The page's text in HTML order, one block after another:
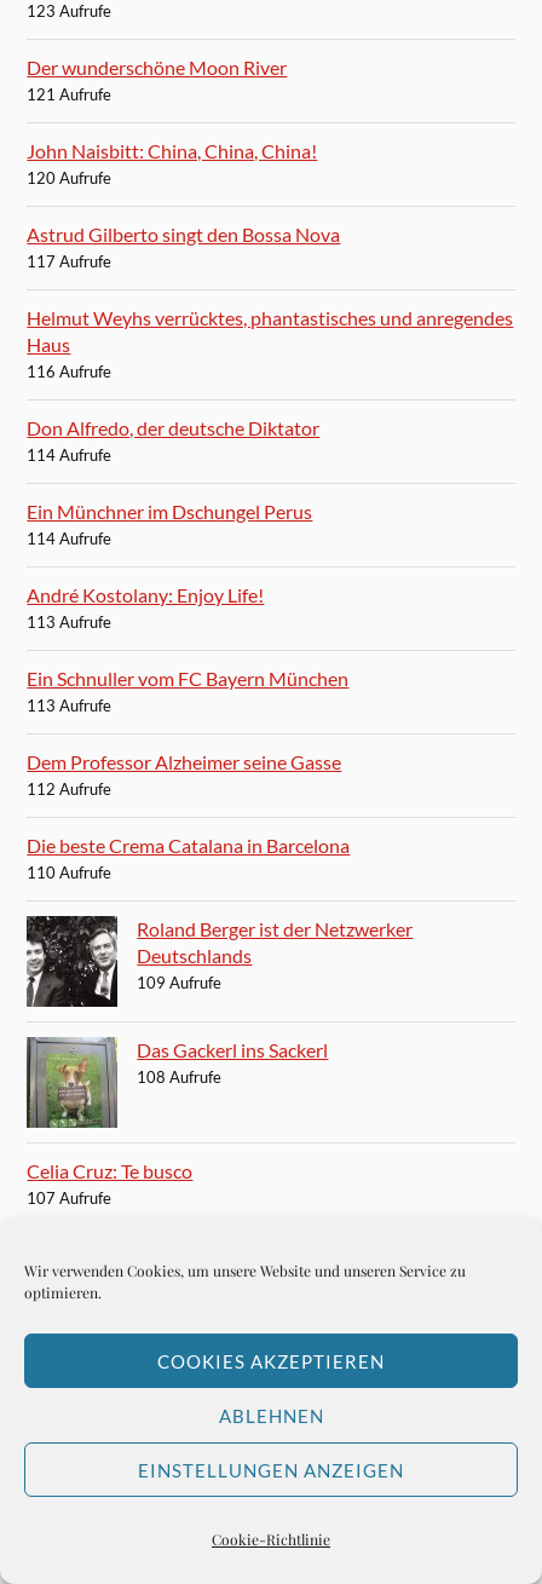
Wir verwenden Cookies, um unsere Website und unseren Service zu
optimieren.
COOKIES AKZEPTIEREN
ABLEHNEN
EINSTELLUNGEN ANZEIGEN
Cookie-Richtlinie
123 Aufrufe
Der wunderschöne Moon River
121 Aufrufe
John Naisbitt: China, China, China!
120 Aufrufe
Astrud Gilberto singt den Bossa Nova
117 Aufrufe
Helmut Weyhs verrücktes, phantastisches und anregendes
Haus
116 Aufrufe
Don Alfredo, der deutsche Diktator
114 Aufrufe
Ein Münchner im Dschungel Perus
114 Aufrufe
André Kostolany: Enjoy Life!
113 Aufrufe
Ein Schnuller vom FC Bayern München
113 Aufrufe
Dem Professor Alzheimer seine Gasse
112 Aufrufe
Die beste Crema Catalana in Barcelona
110 Aufrufe
Roland Berger ist der Netzwerker
Deutschlands
109 Aufrufe
Das Gackerl ins Sackerl
108 Aufrufe
Celia Cruz: Te busco
107 Aufrufe
106 Aufrufe
Michael Kleeberg kommt Hemingways
Geheimnis ganz nahe
103 Aufrufe
Hero Kind, der letzte ECON-Verleger